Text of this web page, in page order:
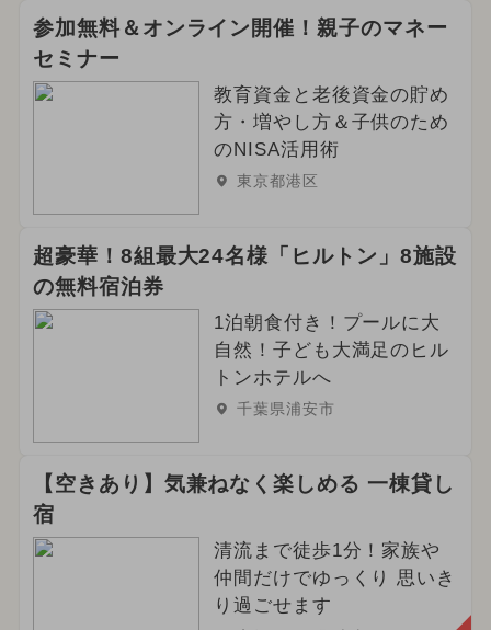
参加無料＆オンライン開催！親子のマネー
セミナー
教育資金と老後資金の貯め
方・増やし方＆子供のため
のNISA活用術
東京都港区
超豪華！8組最大24名様「ヒルトン」8施設
の無料宿泊券
1泊朝食付き！プールに大
自然！子ども大満足のヒル
トンホテルへ
千葉県浦安市
【空きあり】気兼ねなく楽しめる 一棟貸し
宿
清流まで徒歩1分！家族や
仲間だけでゆっくり 思いき
り過ごせます